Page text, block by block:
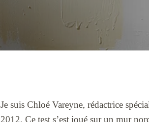
Je suis Chloé Vareyne, rédactrice
2012. Ce test s’est joué sur un mur